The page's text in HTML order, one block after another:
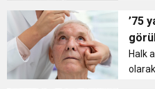
buluşturdu
11:36 Hareketsiz yaşam
11:32 Dr. Öcük, karın germe
’75
Halk